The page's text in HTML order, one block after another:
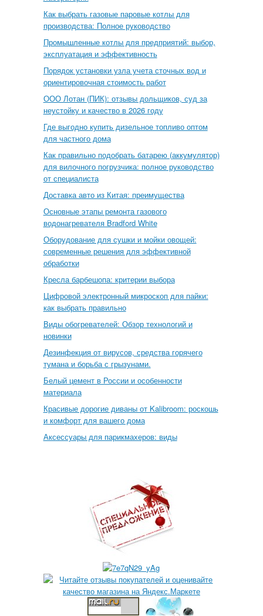
Как выбрать газовые паровые котлы для
производства: Полное руководство
Промышленные котлы для предприятий: выбор,
эксплуатация и эффективность
Порядок установки узла учета сточных вод и
ориентировочная стоимость работ
ООО Лотан (ПИК): отзывы дольщиков, суд за
неустойку и качество в 2026 году
Где выгодно купить дизельное топливо оптом
для частного дома
Как правильно подобрать батарею (аккумулятор)
для вилочного погрузчика: полное руководство
от специалиста
Доставка авто из Китая: преимущества
Основные этапы ремонта газового
водонагревателя Bradford White
Оборудование для сушки и мойки овощей:
современные решения для эффективной
обработки
Кресла барбешопа: критерии выбора
Цифровой электронный микроскоп для пайки:
как выбрать правильно
Виды обогревателей: Обзор технологий и
новинки
Дезинфекция от вирусов, средства горячего
тумана и борьба с грызунами.
Белый цемент в России и особенности
материала
Красивые дорогие диваны от Kalibroom: роскошь
и комфорт для вашего дома
Аксессуары для парикмахеров: виды